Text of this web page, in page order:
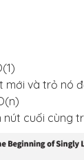
mới và trỏ nó
nút cuối cùng